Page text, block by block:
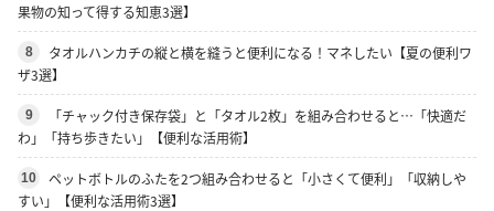
果物の知って得する知恵3選】
8
タオルハンカチの縦と横を縫うと便利になる！マネしたい【夏の便利ワ
ザ3選】
9
「チャック付き保存袋」と「タオル2枚」を組み合わせると…「快適だ
わ」「持ち歩きたい」【便利な活用術】
10
ペットボトルのふたを2つ組み合わせると「小さくて便利」「収納しや
すい」【便利な活用術3選】